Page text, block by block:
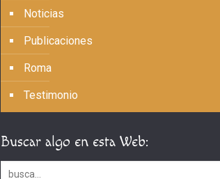
Noticias
Publicaciones
Roma
Testimonio
Buscar algo en esta Web: